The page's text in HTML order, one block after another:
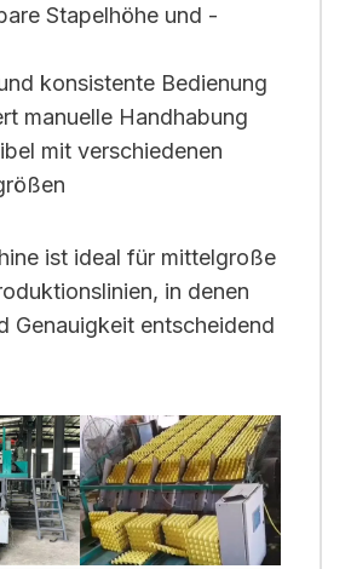
Stapelhöhe und -
konsistente Bedienung
manuelle Handhabung
mit verschiedenen
ist ideal für mittelgroße
in denen
Genauigkeit entscheidend